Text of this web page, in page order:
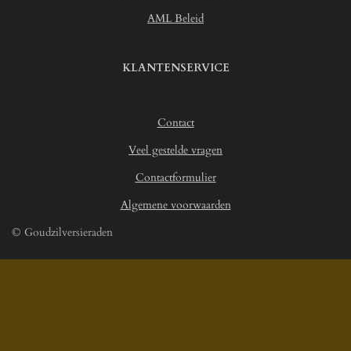
AML Beleid
KLANTENSERVICE
Contact
Veel gestelde vragen
Contactformulier
Algemene voorwaarden
© Goudzilversieraden